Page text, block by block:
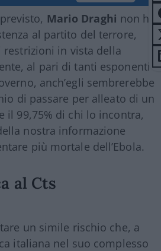
Mario Draghi non ha
al partito del terrore,
in vista della
al pari di tanti esponenti
anch’egli sembrerebbe
di passare per alleato di un
il 99,75% di chi lo incontra,
nostra informazione
più mortale dell’Ebola.
al Cts
un simile rischio che, a
italiana nel suo complesso